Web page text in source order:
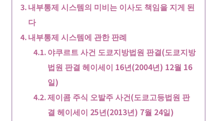
내부통제 시스템의 미비는 이사도 책임을 지게 된
다
내부통제 시스템에 관한 판례
야쿠르트 사건 도쿄지방법원 판결(도쿄지방
법원 판결 헤이세이 16년(2004년) 12월 16
일)
제이콤 주식 오발주 사건(도쿄고등법원 판
결 헤이세이 25년(2013년) 7월 24일)